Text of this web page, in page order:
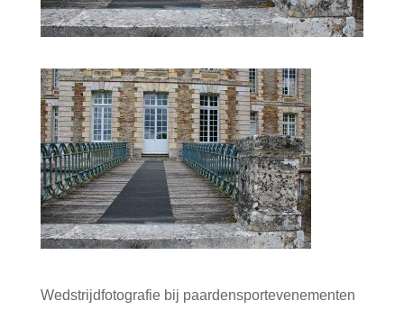
Wedstrijdfotografie bij paardensportevenementen